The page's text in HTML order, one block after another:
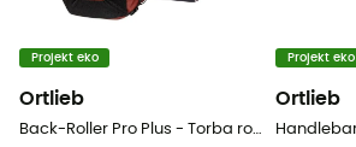
Projekt eko
Ortlieb
Projekt eko
Ortlieb